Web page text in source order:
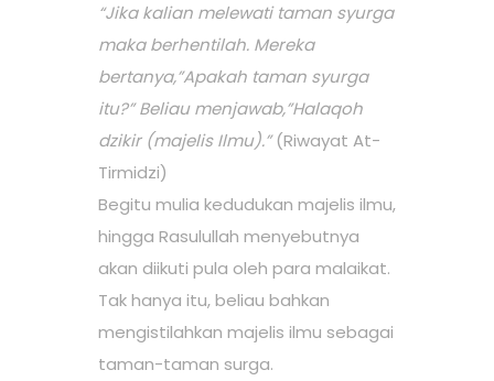
“Jika kalian melewati taman syurga
maka berhentilah. Mereka
bertanya,”Apakah taman syurga
itu?” Beliau menjawab,”Halaqoh
dzikir (majelis Ilmu).”(Riwayat At-
Tirmidzi)
Begitu mulia kedudukan majelis ilmu,
hingga Rasulullah menyebutnya
akan diikuti pula oleh para malaikat.
Tak hanya itu, beliau bahkan
mengistilahkan majelis ilmu sebagai
taman-taman surga.